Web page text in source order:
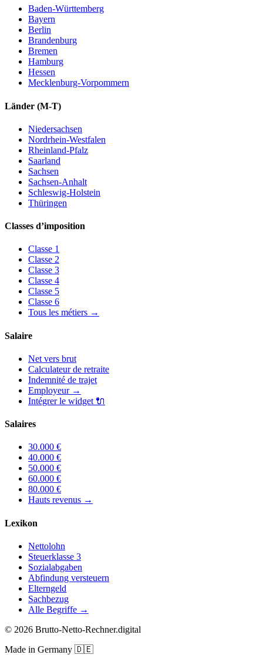
Baden-Württemberg
Bayern
Berlin
Brandenburg
Bremen
Hamburg
Hessen
Mecklenburg-Vorpommern
Länder (M-T)
Niedersachsen
Nordrhein-Westfalen
Rheinland-Pfalz
Saarland
Sachsen
Sachsen-Anhalt
Schleswig-Holstein
Thüringen
Classes d’imposition
Classe 1
Classe 2
Classe 3
Classe 4
Classe 5
Classe 6
Tous les métiers →
Salaire
Net vers brut
Calculateur de retraite
Indemnité de trajet
Employeur→
Intégrer le widget 🔌
Salaires
30.000 €
40.000 €
50.000 €
60.000 €
80.000 €
Hauts revenus →
Lexikon
Nettolohn
Steuerklasse 3
Sozialabgaben
Abfindung versteuern
Elterngeld
Sachbezug
Alle Begriffe →
© 2026 Brutto-Netto-Rechner.digital
Made in Germany 🇩🇪